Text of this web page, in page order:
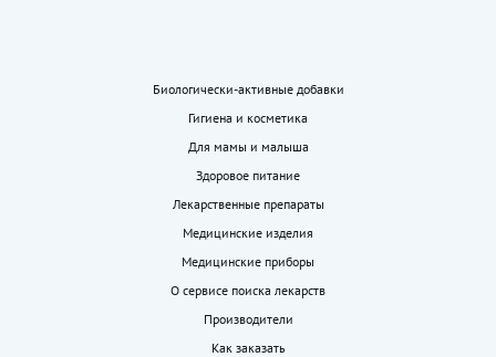
Биологически-активные добавки
Гигиена и косметика
Для мамы и малыша
Здоровое питание
Лекарственные препараты
Медицинские изделия
Медицинские приборы
О сервисе поиска лекарств
Производители
Как заказать